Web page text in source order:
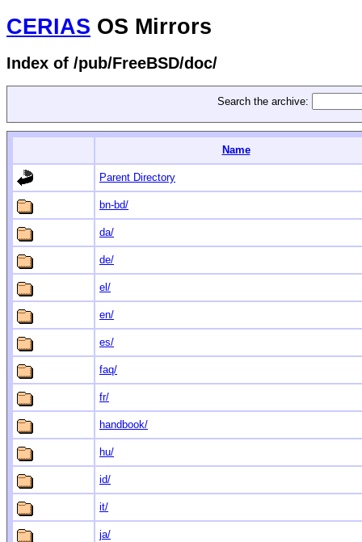
CERIAS OS Mirrors
Index of /pub/FreeBSD/doc/
Search the archive:
Name
Parent Directory
bn-bd/
da/
de/
el/
en/
es/
faq/
fr/
handbook/
hu/
id/
it/
ja/